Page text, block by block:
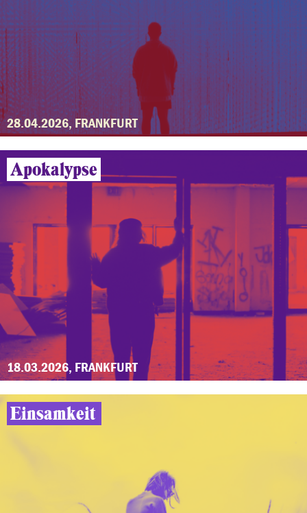
28.04.2026, FRANKFURT
Apokalypse
18.03.2026, FRANKFURT
Einsamkeit